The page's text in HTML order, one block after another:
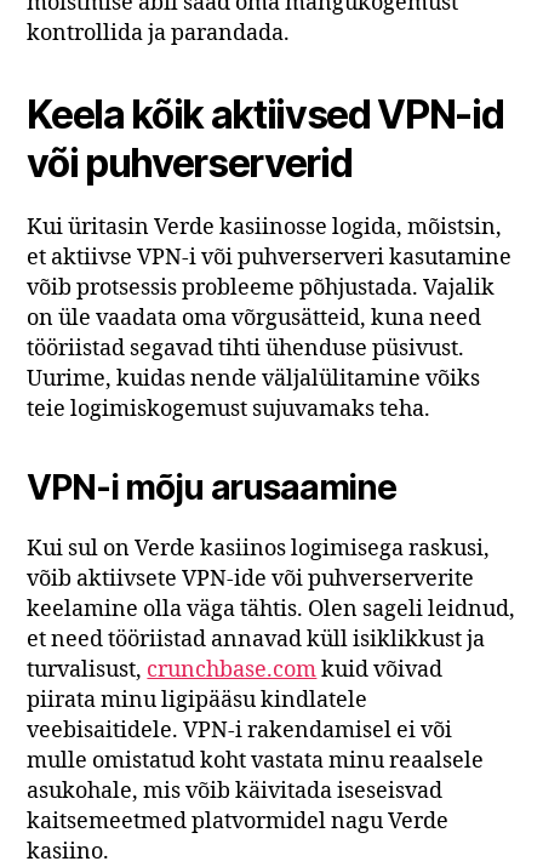
kontrollida ja parandada.
Keela kõik aktiivsed VPN-id
või puhverserverid
Kui üritasin Verde kasiinosse logida, mõistsin,
et aktiivse VPN-i või puhverserveri kasutamine
võib protsessis probleeme põhjustada. Vajalik
on üle vaadata oma võrgusätteid, kuna need
tööriistad segavad tihti ühenduse püsivust.
Uurime, kuidas nende väljalülitamine võiks
teie logimiskogemust sujuvamaks teha.
VPN-i mõju arusaamine
Kui sul on Verde kasiinos logimisega raskusi,
võib aktiivsete VPN-ide või puhverserverite
keelamine olla väga tähtis. Olen sageli leidnud,
et need tööriistad annavad küll isiklikkust ja
turvalisust, crunchbase.comkuid võivad
piirata minu ligipääsu kindlatele
veebisaitidele. VPN-i rakendamisel ei või
mulle omistatud koht vastata minu reaalsele
asukohale, mis võib käivitada iseseisvad
kaitsemeetmed platvormidel nagu Verde
kasiino.